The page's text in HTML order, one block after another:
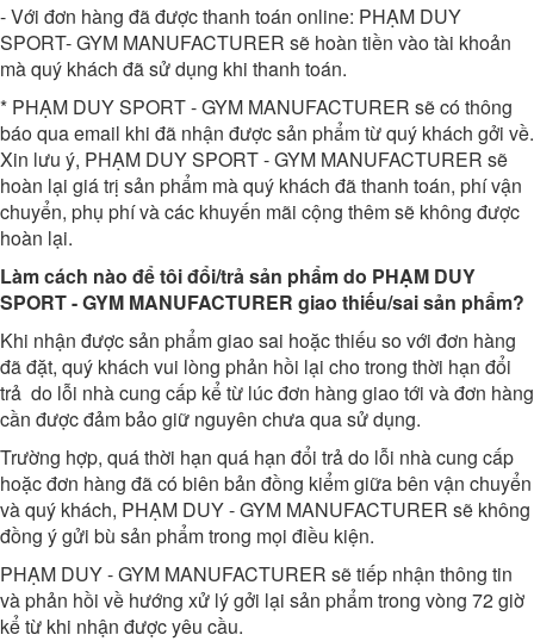
- Với đơn hàng đã được thanh toán online: PHẠM DUY
SPORT- GYM MANUFACTURER sẽ hoàn tiền vào tài khoản
mà quý khách đã sử dụng khi thanh toán.
* PHẠM DUY SPORT - GYM MANUFACTURER sẽ có thông
báo qua email khi đã nhận được sản phẩm từ quý khách gởi về.
Xin lưu ý, PHẠM DUY SPORT - GYM MANUFACTURER sẽ
hoàn lại giá trị sản phẩm mà quý khách đã thanh toán, phí vận
chuyển, phụ phí và các khuyến mãi cộng thêm sẽ không được
hoàn lại.
Làm cách nào để tôi đổi/trả sản phẩm do PHẠM DUY
SPORT - GYM MANUFACTURER giao thiếu/sai sản phẩm?
Khi nhận được sản phẩm giao sai hoặc thiếu so với đơn hàng
đã đặt, quý khách vui lòng phản hồi lại cho trong thời hạn đổi
trả do lỗi nhà cung cấp kể từ lúc đơn hàng giao tới và đơn hàng
cần được đảm bảo giữ nguyên chưa qua sử dụng.
Trường hợp, quá thời hạn quá hạn đổi trả do lỗi nhà cung cấp
hoặc đơn hàng đã có biên bản đồng kiểm giữa bên vận chuyển
và quý khách, PHẠM DUY - GYM MANUFACTURER sẽ không
đồng ý gửi bù sản phẩm trong mọi điều kiện.
PHẠM DUY - GYM MANUFACTURER sẽ tiếp nhận thông tin
và phản hồi về hướng xử lý gởi lại sản phẩm trong vòng 72 giờ
kể từ khi nhận được yêu cầu.